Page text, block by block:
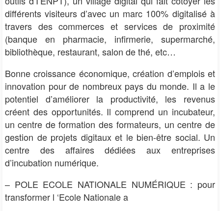
différents visiteurs d’avec un marc 100% digitalisé à
travers des commerces et services de proximité
(banque en pharmacie, infirmerie, supermarché,
bibliothèque, restaurant, salon de thé, etc…
Bonne croissance économique, création d’emplois et
innovation pour de nombreux pays du monde. Il a le
potentiel d’améliorer la productivité, les revenus
créent des opportunités. Il comprend un incubateur,
un centre de formation des formateurs, un centre de
gestion de projets digitaux et le bien-être social. Un
centre des affaires dédiées aux entreprises
d’incubation numérique.
– POLE ECOLE NATIONALE NUMÉRIQUE : pour
transformer l ‘Ecole Nationale a